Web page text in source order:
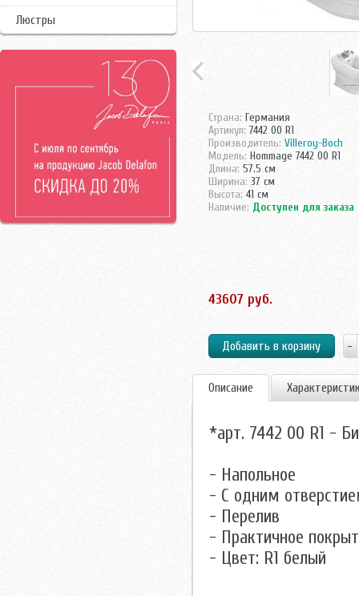
Люстры
Страна: Германия
Артикул: 7442 00 R1
Производитель: Villeroy-Boch
Модель: Hommage 7442 00 R1
Длина: 57.5 см
Ширина: 37 см
Высота: 41 см
Наличие: Доступен для заказа
43607 руб.
Описание
*арт. 7442 00 R1 -
- Напольное
- С одним
- Перелив
- Практичное
- Цвет: R1 белый